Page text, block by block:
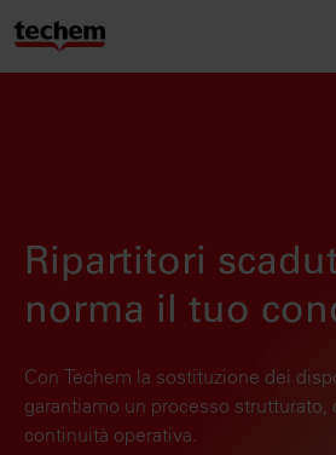
Ripartitori
norma il tuo
Con Techem la sostituzione dei
garantiamo un processo strutturato,
continuità operativa.